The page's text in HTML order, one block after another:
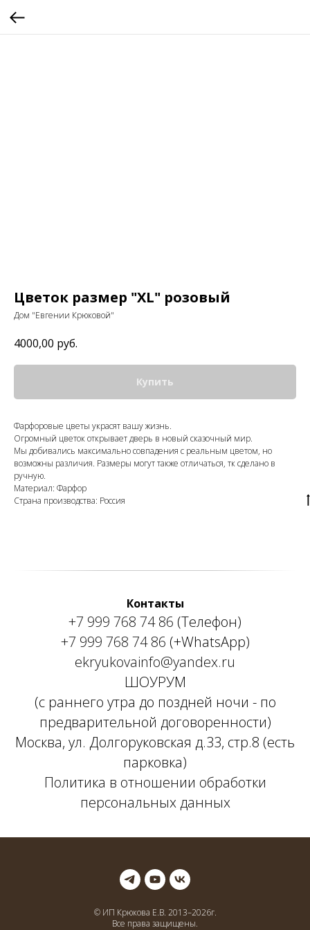
Цветок размер "XL" розовый
Дом "Евгении Крюковой"
4000,00 руб.
Купить
Фарфоровые цветы украсят вашу жизнь.
Огромный цветок открывает дверь в новый сказочный мир.
Мы добивались максимально совпадения с реальным цветом, но
возможны различия. Размеры могут также отличаться, тк сделано в
ручную.
Материал: Фарфор
Страна производства: Россия
Контакты
+7 999 768 74 86 (Телефон)
+7 999 768 74 86 (+WhatsApp)
ekryukovainfo@yandex.ru
ШОУРУМ
(с раннего утра до поздней ночи - по
предварительной договоренности)
Москва, ул. Долгоруковская д.33, стр.8 (есть
парковка)
Политика в отношении обработки
персональных данных
© ИП Крюкова Е.В. 2013–2026г.
Все права защищены.